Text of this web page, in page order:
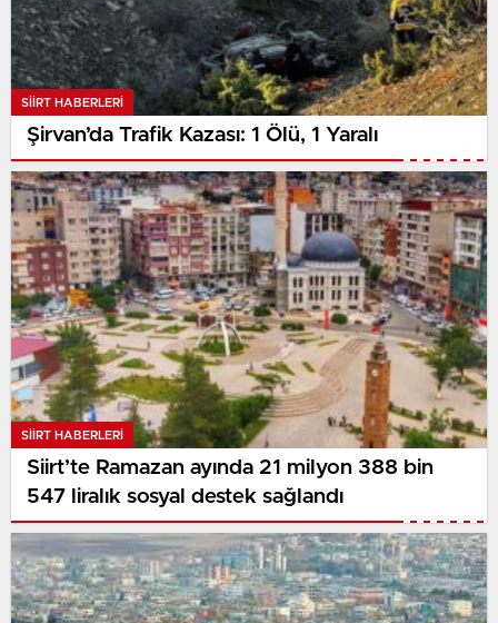
SIIRT HABERLERI
Şirvan’da Trafik Kazası: 1 Ölü, 1 Yaralı
SIIRT HABERLERI
Siirt’te Ramazan ayında 21 milyon 388 bin
547 liralık sosyal destek sağlandı